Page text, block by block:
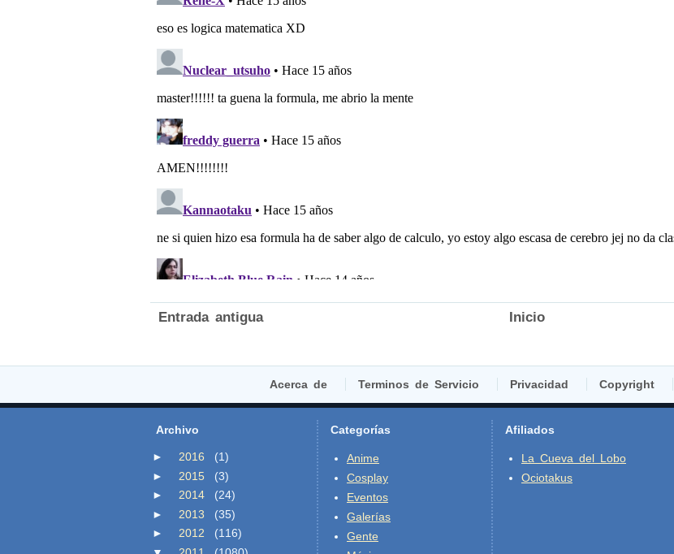
Entrada antigua Inicio
Acerca de Terminos de Servicio Privacidad Copyright
Archivo
► 2016
(1)
►
2015
(3)
►
2014
(24)
►
2013
(35)
►
2012
(116)
Categorías
Anime
Cosplay
Eventos
Galerías
Gente
Afiliados
La Cueva del Lobo
Ociotakus